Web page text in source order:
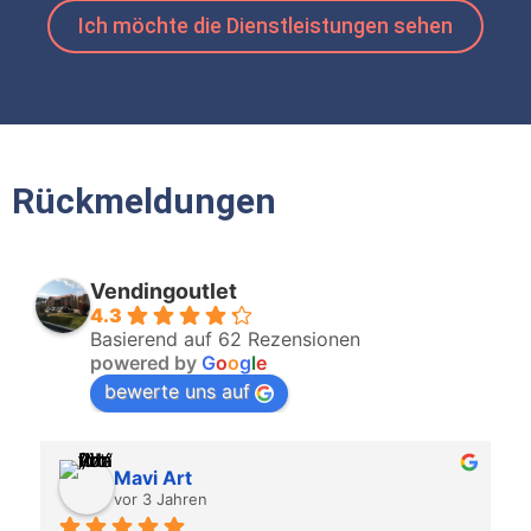
Ich möchte die Dienstleistungen sehen
Rückmeldungen
Vendingoutlet
4.3
Basierend auf 62 Rezensionen
powered by Google
bewerte uns auf
Mavi Art
vor 3 Jahren